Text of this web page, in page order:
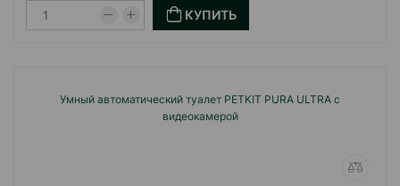
КУПИТЬ
Умный автоматический туалет PETKIT PURA ULTRA с
видеокамерой